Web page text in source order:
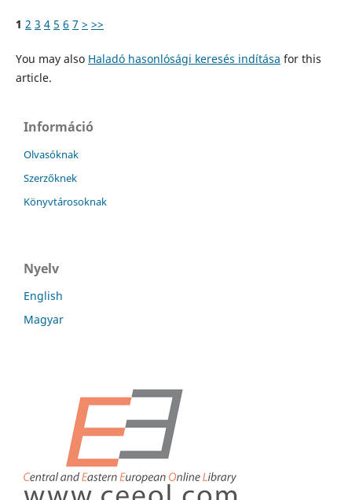
1 2 3 4 5 6 7 > >>
You may also Haladó hasonlósági keresés indítása for this
article.
Információ
Olvasóknak
Szerzőknek
Könyvtárosoknak
Nyelv
English
Magyar